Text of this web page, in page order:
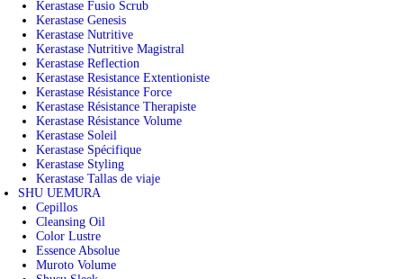
Kerastase Fusio Scrub
Kerastase Genesis
Kerastase Nutritive
Kerastase Nutritive Magistral
Kerastase Reflection
Kerastase Resistance Extentioniste
Kerastase Résistance Force
Kerastase Résistance Therapiste
Kerastase Résistance Volume
Kerastase Soleil
Kerastase Spécifique
Kerastase Styling
Kerastase Tallas de viaje
SHU UEMURA
Cepillos
Cleansing Oil
Color Lustre
Essence Absolue
Muroto Volume